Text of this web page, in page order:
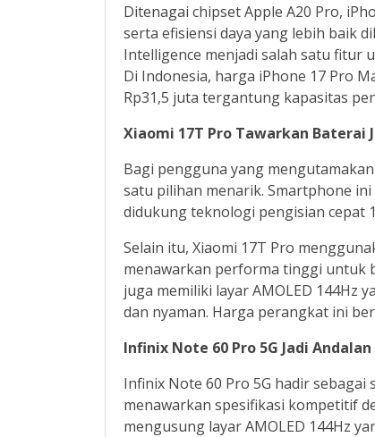
Ditenagai chipset Apple A20 Pro,
serta efisiensi daya yang lebih baik
Intelligence menjadi salah satu fitur
Di Indonesia, harga iPhone 17 Pro
Rp31,5 juta tergantung kapasitas
Xiaomi 17T Pro Tawarkan Baterai
Bagi pengguna yang
satu pilihan menarik. Smartphone
didukung teknologi pengisian cepat
Selain itu, Xiaomi 17T Pro
menawarkan performa tinggi untuk
juga memiliki layar AMOLED 144Hz
dan nyaman. Harga perangkat ini
Infinix Note 60 Pro 5G Jadi
Infinix Note 60 Pro 5G hadir
menawarkan spesifikasi kompetitif
mengusung layar AMOLED 144Hz